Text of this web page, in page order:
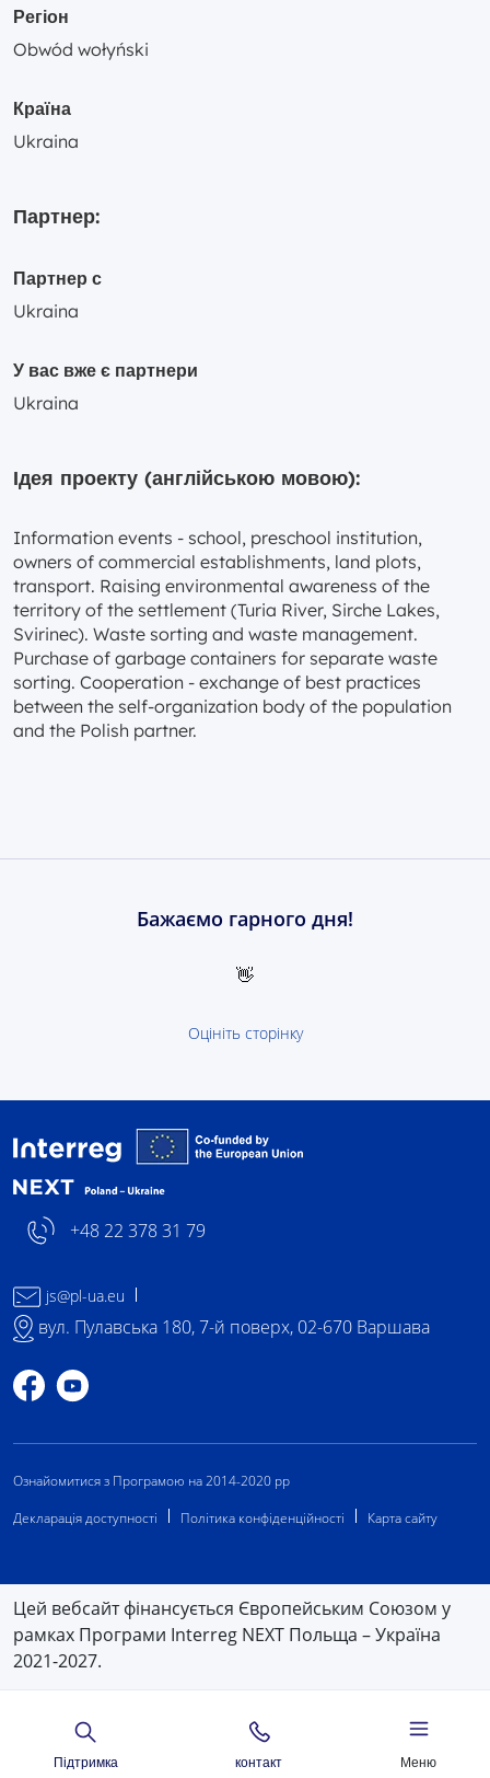
Підтримка контакт Меню
Регіон
Obwód wołyński
Країна
Ukraina
Партнер:
Партнер с
Ukraina
У вас вже є партнери
Ukraina
Ідея проекту (англійською мовою):
Information events - school, preschool institution,
owners of commercial establishments, land plots,
transport. Raising environmental awareness of the
territory of the settlement (Turia River, Sirche Lakes,
Svirinec). Waste sorting and waste management.
Purchase of garbage containers for separate waste
sorting. Cooperation - exchange of best practices
between the self-organization body of the population
and the Polish partner.
Бажаємо гарного дня!
👋
Оцініть сторінку
+48 22 378 31 79
js@pl-ua.eu
вул. Пулавська 180, 7-й поверх, 02-670 Варшава
Профіль на Facebook
Профіль на YouTube
Ознайомитися з Програмою на 2014-2020 рр
Декларація доступності
Політика конфіденційності Карта сайту
Цей вебсайт фінансується Європейським Союзом у
рамках Програми Interreg NEXT Польща – Україна
2021-2027.